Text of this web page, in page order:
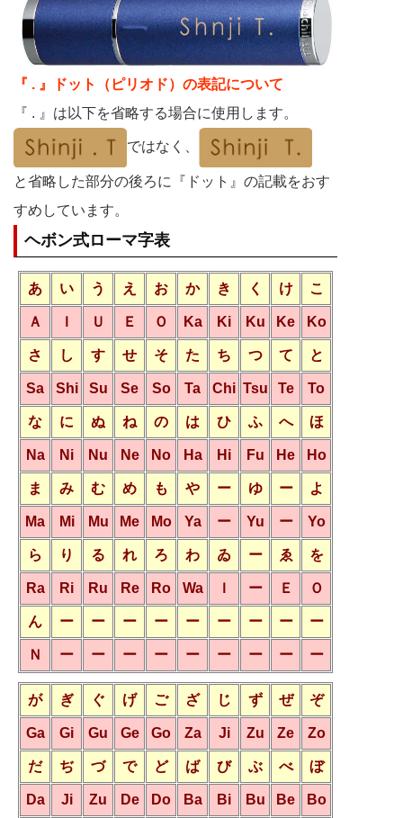
『 . 』ドット（ピリオド）の表記について
『 . 』は以下を省略する場合に使用します。
ではなく、
と省略した部分の後ろに『ドット』の記載をおす
すめしています。
ヘボン式ローマ字表
あ い う え お か き く け こ
Ａ Ｉ Ｕ Ｅ Ｏ Ka Ki Ku Ke Ko
さ し す せ そ た ち つ て と
Sa Shi Su Se So Ta Chi Tsu Te To
な に ぬ ね の は ひ ふ へ ほ
Na Ni Nu Ne No Ha Hi Fu He Ho
ま み む め も や ー ゆ ー よ
Ma Mi Mu Me Mo Ya ー Yu ー Yo
ら り る れ ろ わ ゐ ー ゑ を
Ra Ri Ru Re Ro Wa Ｉ ー Ｅ Ｏ
ん ー ー ー ー ー ー ー ー ー
Ｎ ー ー ー ー ー ー ー ー ー
が ぎ ぐ げ ご ざ じ ず ぜ ぞ
Ga Gi Gu Ge Go Za Ji Zu Ze Zo
だ ぢ づ で ど ば び ぶ べ ぼ
Da Ji Zu De Do Ba Bi Bu Be Bo